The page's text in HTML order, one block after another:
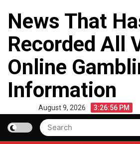
content
News That
Recorded All
Online
Information
August 9, 2026 3:26:57 PM
Search
for: